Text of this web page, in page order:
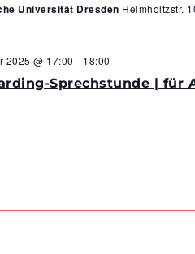
Universität Dresden Helmholtzstr.
Sprechstunde | für
2025 @ 17:00 - 18:00